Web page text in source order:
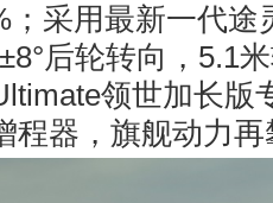
；采用最新一代途
后轮转向，5.1
领世加长版
程器，旗舰动力